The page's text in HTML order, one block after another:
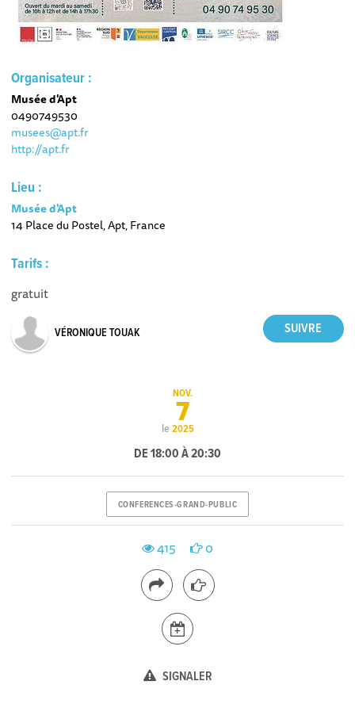
Organisateur :
Musée d'Apt
0490749530
musees@apt.fr
http://apt.fr
Lieu :
Musée d'Apt
14 Place du Postel, Apt, France
Tarifs :
gratuit
VÉRONIQUE TOUAK
le
NOV.
7
2025
DE 18:00 À 20:30
CONFERENCES-GRAND-PUBLIC
415 0
SIGNALER